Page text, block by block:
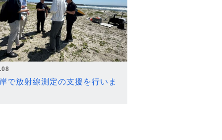
で放射線測定の支援を行いま